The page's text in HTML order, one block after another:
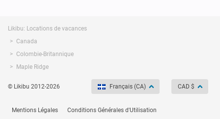
Likibu: Locations de vacances
Canada
Colombie-Britannique
Maple Ridge
© Likibu 2012-2026 Français (CA) CAD $
Mentions Légales Conditions Générales d'Utilisation